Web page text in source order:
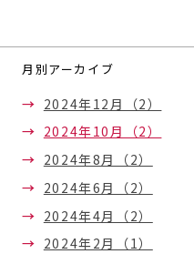
医療法人正秋会ホー
月別アーカイブ
2024年12月（2）
2024年10月（2）
2024年8月（2）
2024年6月（2）
2024年4月（2）
2024年2月（1）